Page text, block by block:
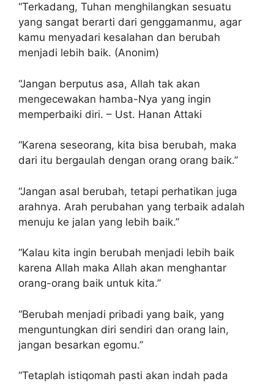
“Terkadang, Tuhan menghilangkan sesuatu
yang sangat berarti dari genggamanmu, agar
kamu menyadari kesalahan dan berubah
menjadi lebih baik. (Anonim)
“Jangan berputus asa, Allah tak akan
mengecewakan hamba-Nya yang ingin
memperbaiki diri. – Ust. Hanan Attaki
“Karena seseorang, kita bisa berubah, maka
dari itu bergaulah dengan orang orang baik.”
“Jangan asal berubah, tetapi perhatikan juga
arahnya. Arah perubahan yang terbaik adalah
menuju ke jalan yang lebih baik.”
“Kalau kita ingin berubah menjadi lebih baik
karena Allah maka Allah akan menghantar
orang-orang baik untuk kita.”
“Berubah menjadi pribadi yang baik, yang
menguntungkan diri sendiri dan orang lain,
jangan besarkan egomu.”
“Tetaplah istiqomah pasti akan indah pada